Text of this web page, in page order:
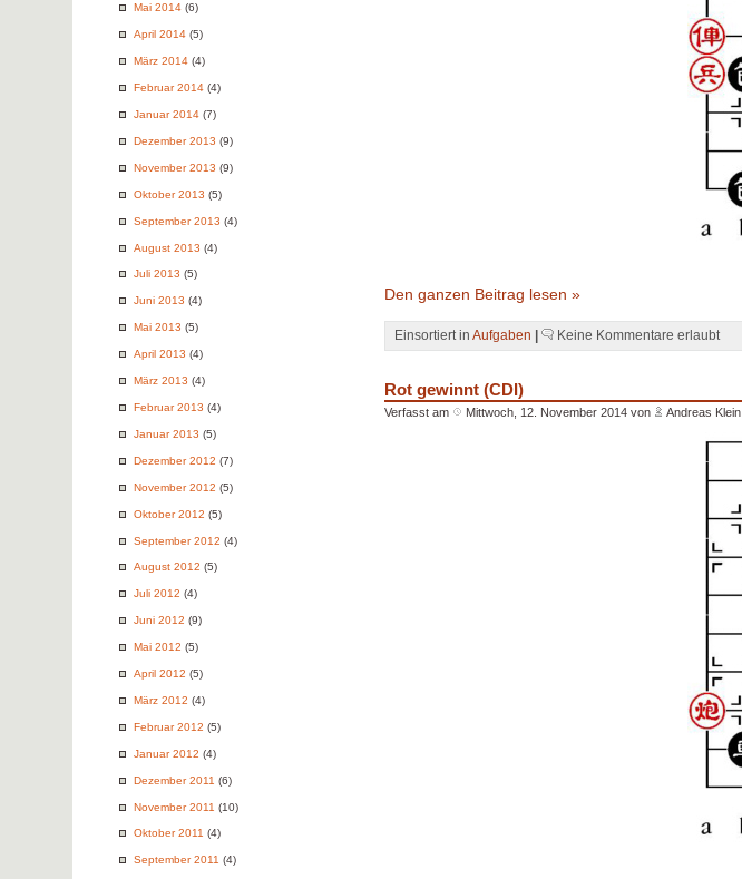
Mai 2014 (6)
April 2014 (5)
März 2014 (4)
Februar 2014 (4)
Januar 2014 (7)
Dezember 2013 (9)
November 2013 (9)
Oktober 2013 (5)
September 2013 (4)
August 2013 (4)
Juli 2013 (5)
Juni 2013 (4)
Mai 2013 (5)
April 2013 (4)
März 2013 (4)
Februar 2013 (4)
Januar 2013 (5)
Dezember 2012 (7)
November 2012 (5)
Oktober 2012 (5)
September 2012 (4)
August 2012 (5)
Juli 2012 (4)
Juni 2012 (9)
Mai 2012 (5)
April 2012 (5)
März 2012 (4)
Februar 2012 (5)
Januar 2012 (4)
Dezember 2011 (6)
November 2011 (10)
Oktober 2011 (4)
September 2011 (4)
Den ganzen Beitrag lesen »
Einsortiert inAufgaben | Keine Kommentare erlaubt
Rot gewinnt (CDI)
Verfasst am Mittwoch, 12. November 2014 von Andreas Klein